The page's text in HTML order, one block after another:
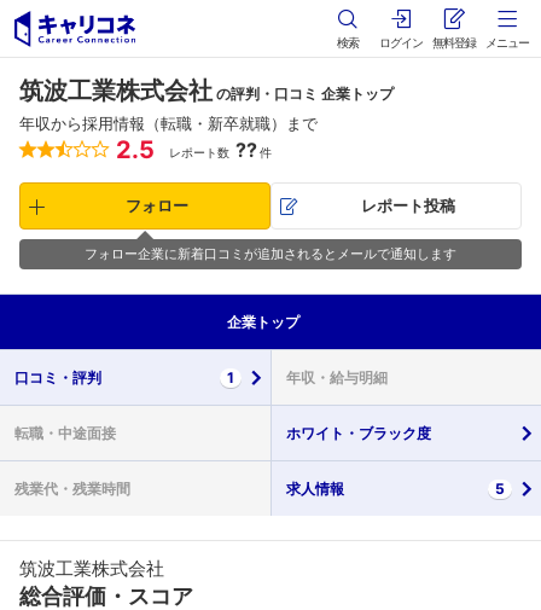
検索 ログイン 無料登録 メニュー
筑波工業株式会社 の評判・口コミ 企業トップ
年収から採用情報（転職・新卒就職）まで
2.5 レポート数 ??件
フォロー レポート投稿
フォロー企業に新着口コミが追加されるとメールで通知します
企業 トップ
口コミ・ 評判 1 年収・ 給与明細
転職・ 中途面接 ホワイト・ ブラック度
残業代・ 残業時間 求人情報 5
筑波工業株式会社
総合評価・スコア